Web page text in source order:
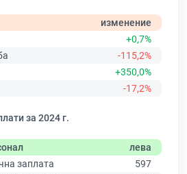
изменение
+0,7%
-115,2%
+350,0%
-17,2%
за 2024 г.
лева
заплата
597